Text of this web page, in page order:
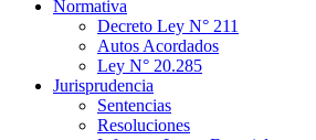
Normativa
Decreto Ley N° 211
Autos Acordados
Ley N° 20.285
Jurisprudencia
Sentencias
Resoluciones